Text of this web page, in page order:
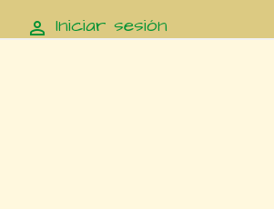
 Iniciar sesión